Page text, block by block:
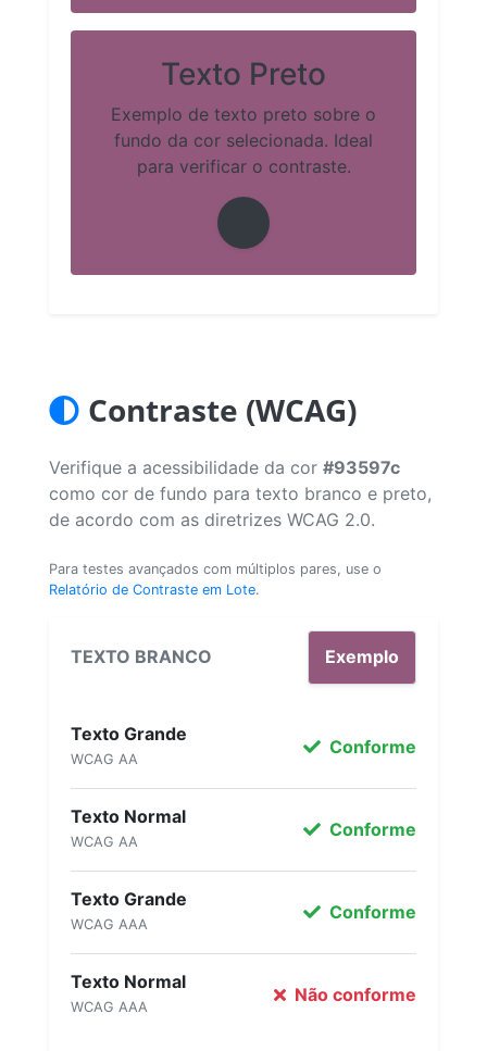
Texto Preto
Exemplo de texto preto sobre o
fundo da cor selecionada. Ideal
para verificar o contraste.
Contraste (WCAG)
Verifique a acessibilidade da cor #93597c
como cor de fundo para texto branco e preto,
de acordo com as diretrizes WCAG 2.0.
Para testes avançados com múltiplos pares, use o
Relatório de Contraste em Lote.
TEXTO BRANCO Exemplo
Texto Grande
WCAG AA
Conforme
Texto Normal
WCAG AA
Conforme
Texto Grande
WCAG AAA
Conforme
Texto Normal
WCAG AAA
Não conforme